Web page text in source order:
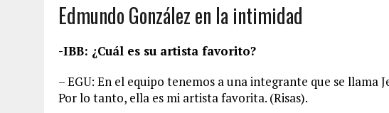
Edmundo González en la intimidad
-IBB: ¿Cuál es su artista favorito?
– EGU: En el equipo tenemos a una integrante que se llama
Por lo tanto, ella es mi artista favorita. (Risas).